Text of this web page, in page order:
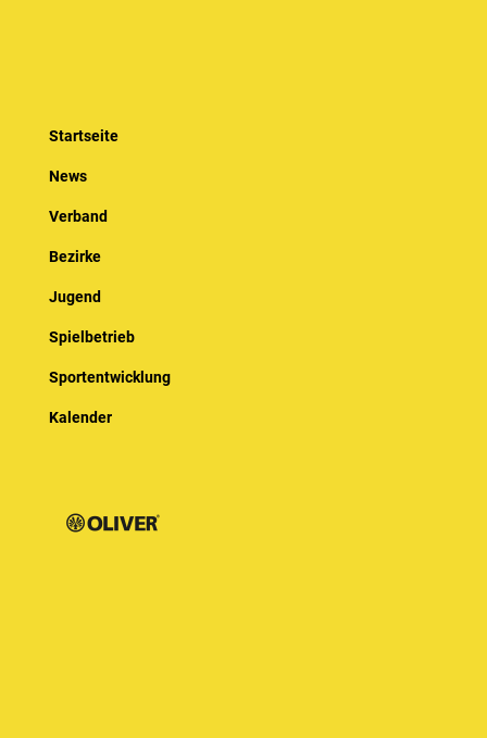
Startseite
News
Verband
Bezirke
Jugend
Spielbetrieb
Sportentwicklung
Kalender